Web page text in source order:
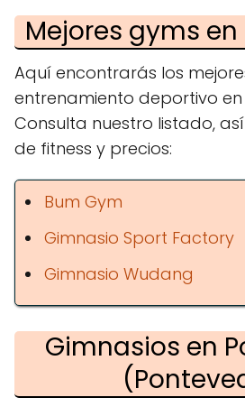
Mejores gyms
Aquí encontrarás los
entrenamiento deportivo en
Consulta nuestro listado,
de fitness y precios:
Bum Gym
Gimnasio Sport Factory
Gimnasio Wudang
Gimnasios en